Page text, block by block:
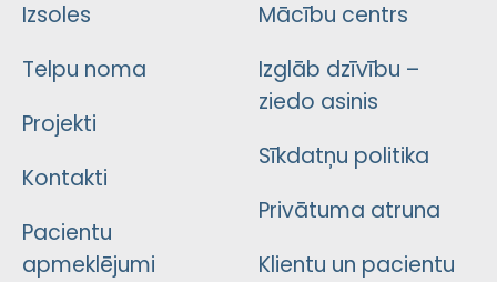
Izsoles
Telpu noma
Projekti
Kontakti
Pacientu
apmeklējumi
Mācību centrs
Izglāb dzīvību –
ziedo asinis
Sīkdatņu politika
Privātuma atruna
Klientu un pacientu